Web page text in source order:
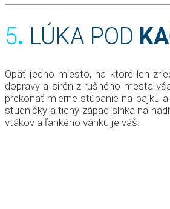
5. LÚKA POD
Opäť jedno miesto, na ktoré len
dopravy a sirén z rušného mesta
prekonať mierne stúpanie na bajku
studničky a tichý západ slnka na
vtákov a ľahkého vánku je váš.